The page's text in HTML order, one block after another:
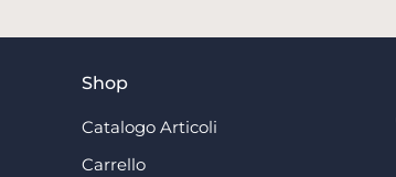
Shop
Catalogo Articoli
Carrello